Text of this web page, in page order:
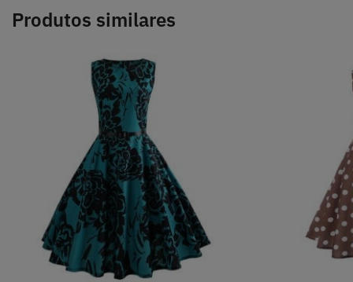
Produtos similares